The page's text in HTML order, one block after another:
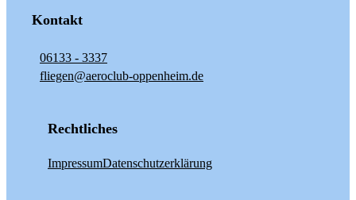
Kontakt
06133 - 3337
fliegen@aeroclub-oppenheim.de
Rechtliches
ImpressumDatenschutzerklärung